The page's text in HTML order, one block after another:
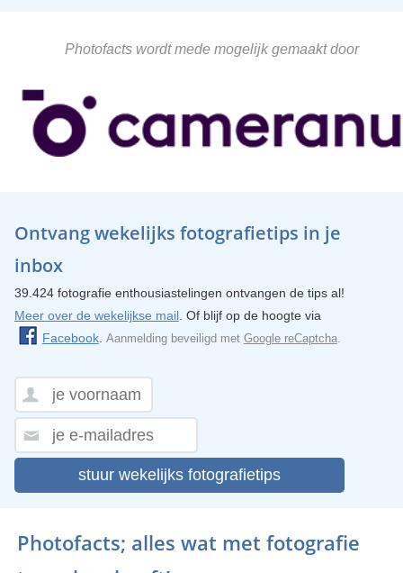
Photofacts wordt mede mogelijk gemaakt door
Ontvang wekelijks fotografietips in je
inbox
39.424 fotografie enthousiastelingen ontvangen de tips al!
Meer over de wekelijkse mail. Of blijf op de hoogte via
Facebook. Aanmelding beveiligd met Google reCaptcha.
stuur wekelijks fotografietips
Photofacts; alles wat met fotografie